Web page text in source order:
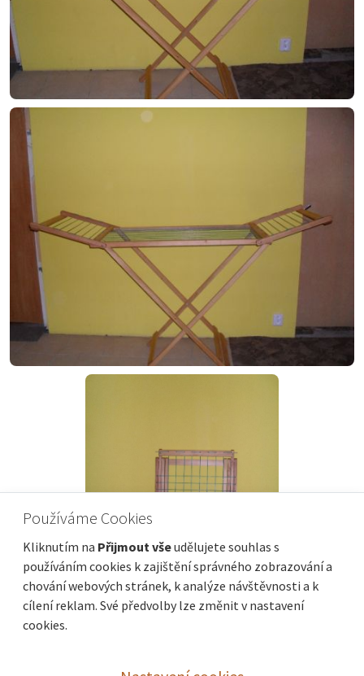
Používáme Cookies
Kliknutím na Přijmout všeudělujete souhlas s
používáním cookies k zajištění správného zobrazování a
chování webových stránek, k analýze návštěvnosti a k
cílení reklam. Své předvolby lze změnit v nastavení
cookies.